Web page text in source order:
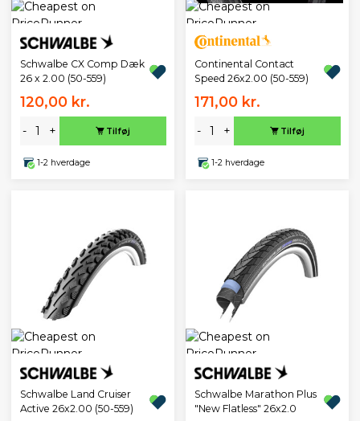
Schwalbe CX Comp Dæk
26 x 2.00 (50-559)
120,00 kr.
- + Tilføj
1-2 hverdage
Continental Contact
Speed 26x2.00 (50-559)
171,00 kr.
- + Tilføj
1-2 hverdage
Schwalbe Land Cruiser
Active 26x2.00 (50-559)
Schwalbe Marathon Plus
"New Flatless" 26x2.0